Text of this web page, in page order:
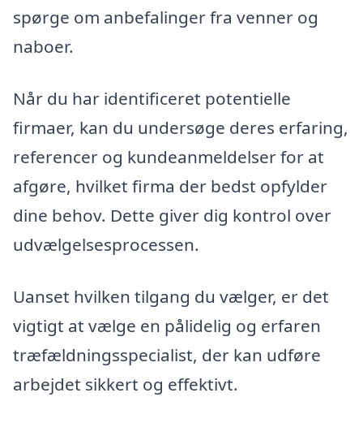
spørge om anbefalinger fra venner og
naboer.
Når du har identificeret potentielle
firmaer, kan du undersøge deres erfaring,
referencer og kundeanmeldelser for at
afgøre, hvilket firma der bedst opfylder
dine behov. Dette giver dig kontrol over
udvælgelsesprocessen.
Uanset hvilken tilgang du vælger, er det
vigtigt at vælge en pålidelig og erfaren
træfældningsspecialist, der kan udføre
arbejdet sikkert og effektivt.